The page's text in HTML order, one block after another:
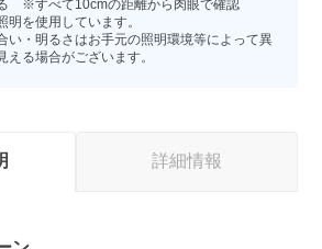
※すべて10cmの距離から肉眼で確認
明を使用しています。
い・明るさはお手元の照明環境等によって異
える場合がございます。
詳細情報